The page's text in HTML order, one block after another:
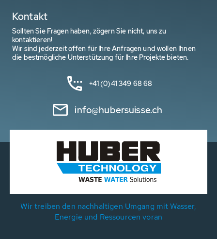
Kontakt
Sollten Sie Fragen haben, zögern Sie nicht, uns zu
kontaktieren!
Wir sind jederzeit offen für Ihre Anfragen und wollen Ihnen
die bestmögliche Unterstützung für Ihre Projekte bieten.
+41 (0)41 349 68 68
info@hubersuisse.ch
Wir treiben den nachhaltigen Umgang mit Wasser,
Energie und Ressourcen voran